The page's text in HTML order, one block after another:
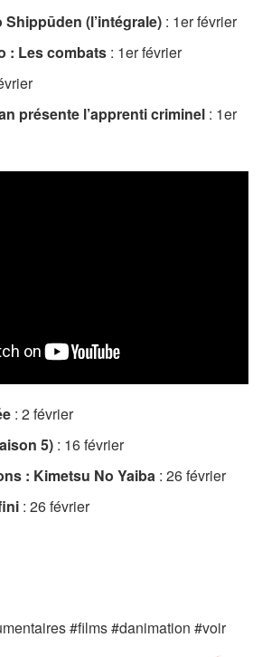
(l’intégrale) : 1er février
: Les combats : 1er février
présente l’apprenti criminel : 1er
: 2 février
5) : 16 février
: Kimetsu No Yaiba : 26 février
: 26 février
#films #danimation #voir